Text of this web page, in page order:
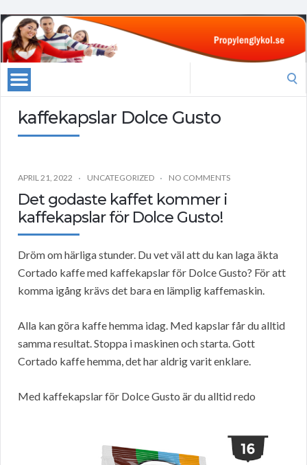
kaffekapslar Dolce Gusto
APRIL 21, 2022 UNCATEGORIZED NO COMMENTS
Det godaste kaffet kommer i
kaffekapslar för Dolce Gusto!
Dröm om härliga stunder. Du vet väl att du kan laga äkta
Cortado kaffe med kaffekapslar för Dolce Gusto? För att
komma igång krävs det bara en lämplig kaffemaskin.
Alla kan göra kaffe hemma idag. Med kapslar får du alltid
samma resultat. Stoppa i maskinen och starta. Gott
Cortado kaffe hemma, det har aldrig varit enklare.
Med kaffekapslar för Dolce Gusto är du alltid redo